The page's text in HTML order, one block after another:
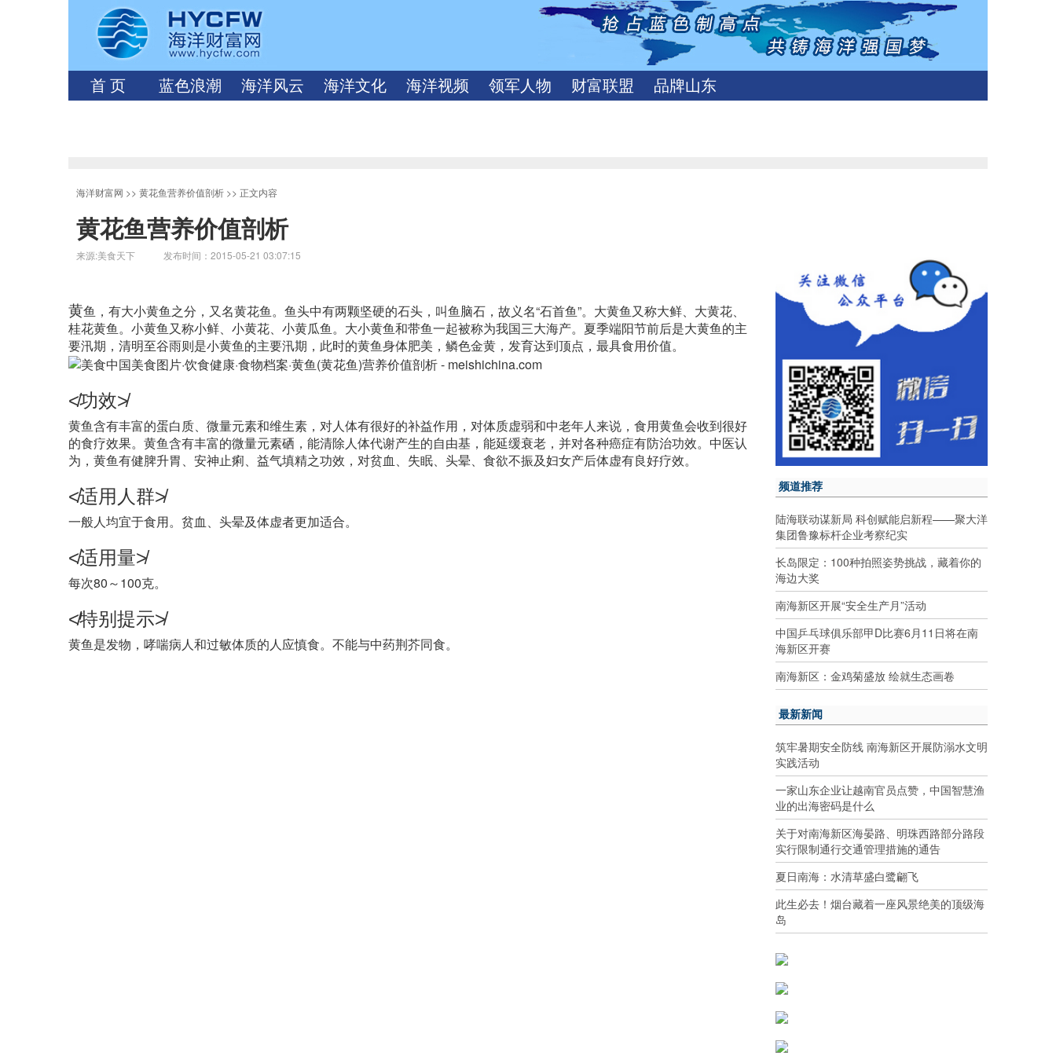
首 页 蓝色浪潮 海洋风云 海洋文化 海洋视频 领军人物 财富联盟 品牌山东
海洋财富网 >> 黄花鱼营养价值剖析 >> 正文内容
黄花鱼营养价值剖析
来源:美食天下 发布时间：2015-05-21 03:07:15
黄鱼，有大小黄鱼之分，又名黄花鱼。鱼头中有两颗坚硬的石头，叫鱼脑石，故义名“石首鱼”。大黄鱼又称大鲜、大黄花、
桂花黄鱼。小黄鱼又称小鲜、小黄花、小黄瓜鱼。大小黄鱼和带鱼一起被称为我国三大海产。夏季端阳节前后是大黄鱼的主
要汛期，清明至谷雨则是小黄鱼的主要汛期，此时的黄鱼身体肥美，鳞色金黄，发育达到顶点，最具食用价值。
≮功效≯
黄鱼含有丰富的蛋白质、微量元素和维生素，对人体有很好的补益作用，对体质虚弱和中老年人来说，食用黄鱼会收到很好
的食疗效果。黄鱼含有丰富的微量元素硒，能清除人体代谢产生的自由基，能延缓衰老，并对各种癌症有防治功效。中医认
为，黄鱼有健脾升胃、安神止痢、益气填精之功效，对贫血、失眠、头晕、食欲不振及妇女产后体虚有良好疗效。
≮适用人群≯
一般人均宜于食用。贫血、头晕及体虚者更加适合。
≮适用量≯
每次80～100克。
≮特别提示≯
黄鱼是发物，哮喘病人和过敏体质的人应慎食。不能与中药荆芥同食。
频道推荐
陆海联动谋新局 科创赋能启新程——聚大洋
集团鲁豫标杆企业考察纪实
长岛限定：100种拍照姿势挑战，藏着你的
海边大奖
南海新区开展“安全生产月”活动
中国乒乓球俱乐部甲D比赛6月11日将在南
海新区开赛
南海新区：金鸡菊盛放 绘就生态画卷
最新新闻
筑牢暑期安全防线 南海新区开展防溺水文明
实践活动
一家山东企业让越南官员点赞，中国智慧渔
业的出海密码是什么
关于对南海新区海晏路、明珠西路部分路段
实行限制通行交通管理措施的通告
夏日南海：水清草盛白鹭翩飞
此生必去！烟台藏着一座风景绝美的顶级海
岛